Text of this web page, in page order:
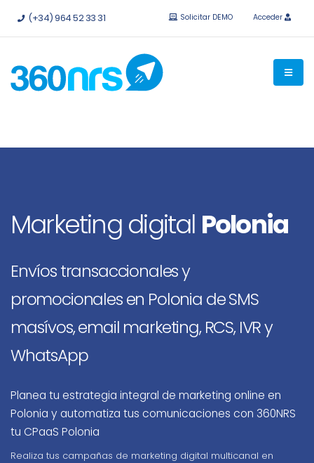
Pruébalo gratis sin compromiso. API e integraciones
(+34) 964 52 33 31 Solicitar DEMO Acceder
Marketing digital Polonia
Envíos transaccionales y
promocionales en Polonia de SMS
masívos, email marketing, RCS, IVR y
WhatsApp
Planea tu estrategia integral de marketing online en
Polonia y automatiza tus comunicaciones con 360NRS
tu CPaaS Polonia
Realiza tus campañas de marketing digital multicanal en